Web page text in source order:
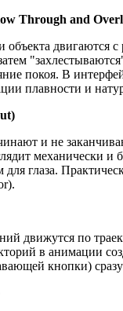
Through and
двигаются
покоя. В
плавности и
и не
механически и
глаза.
движутся по
в анимации
кнопки)